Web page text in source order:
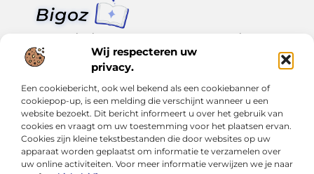
Wij respecteren uw
privacy.
Een cookiebericht, ook wel bekend als een cookiebanner of
cookiepop-up, is een melding die verschijnt wanneer u een
website bezoekt. Dit bericht informeert u over het gebruik van
cookies en vraagt om uw toestemming voor het plaatsen ervan.
Cookies zijn kleine tekstbestanden die door websites op uw
apparaat worden geplaatst om informatie te verzamelen over
uw online activiteiten. Voor meer informatie verwijzen we je naar
Van klein nieuws tot grote trends – alles op Bigoz.nl.
Lees inspirerende blogs en artikelen over het dagelijks leven,
actualiteit en meer.
Bericht categorie
Onze informatie